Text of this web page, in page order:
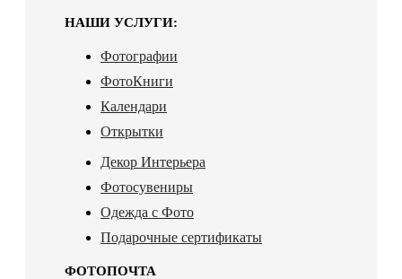
НАШИ УСЛУГИ:
Фотографии
ФотоКниги
Календари
Открытки
Декор Интерьера
Фотосувениры
Одежда с Фото
Подарочные сертификаты
ФОТОПОЧТА